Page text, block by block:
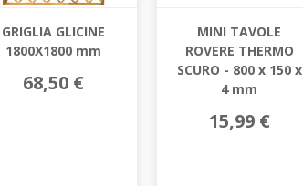
GRIGLIA GLICINE
1800X1800 mm
68,50 €
MINI TAVOLE
ROVERE THERMO
SCURO - 800 x 150 x
4 mm
15,99 €